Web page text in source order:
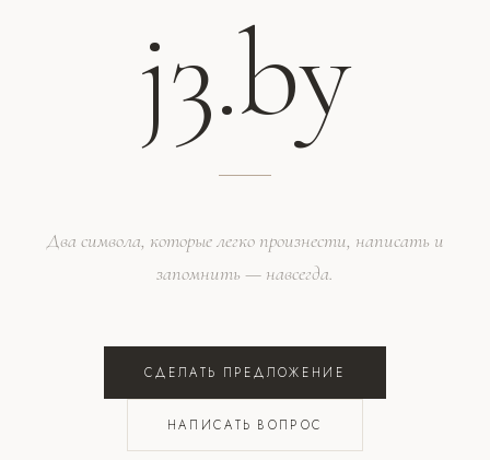
j3.by
Два символа, которые легко произнести, написать и
запомнить — навсегда.
СДЕЛАТЬ ПРЕДЛОЖЕНИЕ
НАПИСАТЬ ВОПРОС